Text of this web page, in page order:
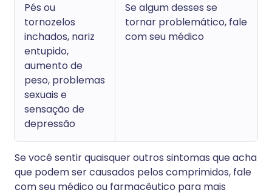
Pés ou
tornozelos
inchados, nariz
entupido,
aumento de
peso, problemas
sexuais e
sensação de
depressão
Se algum desses se
tornar problemático, fale
com seu médico
Se você sentir quaisquer outros sintomas que acha
que podem ser causados pelos comprimidos, fale
com seu médico ou farmacêutico para mais